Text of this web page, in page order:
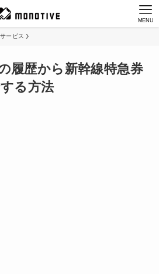
MENU
ービス
履歴から新幹線特急券
る方法